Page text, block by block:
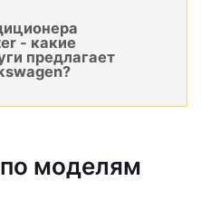
- какие
предлагает
моделям